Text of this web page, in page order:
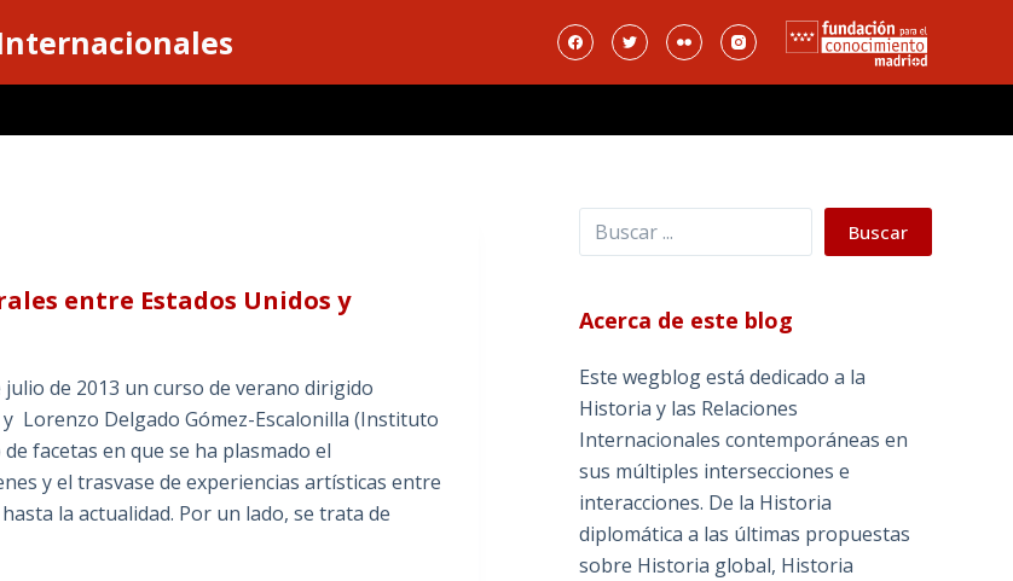
entre Estados Unidos y
de 2013 un curso de verano dirigido
Lorenzo Delgado Gómez-Escalonilla (Instituto
facetas en que se ha plasmado el
y el trasvase de experiencias artísticas entre
la actualidad. Por un lado, se trata de
Buscar Buscar
Acerca de este blog
Este wegblog está dedicado a la
Historia y las Relaciones
Internacionales contemporáneas en
sus múltiples intersecciones e
interacciones. De la Historia
diplomática a las últimas propuestas
sobre Historia global, Historia